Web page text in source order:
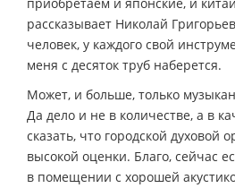
рассказывает Николай
человек, у каждого свой
меня с десяток труб наберется.
Может, и больше, только
Да дело и не в количестве, а в
сказать, что городской духовой
высокой оценки. Благо, сейчас
в помещении с хорошей